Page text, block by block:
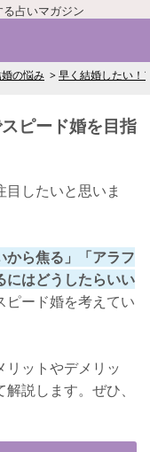
占いマガジン
の悩み 早く結婚したい！
ピード婚を目指
したいと思いま
から焦る」「アラフ
にはどうしたらいい
ピード婚を考えてい
ットやデメリッ
説します。ぜひ、